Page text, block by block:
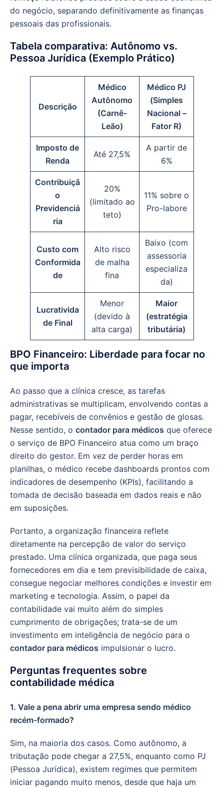
do negócio, separando definitivamente as finanças
pessoais das profissionais.
Tabela comparativa: Autônomo vs.
Pessoa Jurídica (Exemplo Prático)
Descrição
Médico
Autônomo
(Carnê-
Leão)
Médico PJ
(Simples
Nacional –
Fator R)
Imposto de
Renda
Até 27,5%
A partir de
6%
Contribuiçã
o
Previdenciá
ria
20%
(limitado ao
teto)
11% sobre o
Pro-labore
Custo com
Conformida
de
Alto risco
de malha
fina
Baixo (com
assessoria
especializa
da)
Lucrativida
de Final
Menor
(devido à
alta carga)
Maior
(estratégia
tributária)
BPO Financeiro: Liberdade para focar no
que importa
Ao passo que a clínica cresce, as tarefas
administrativas se multiplicam, envolvendo contas a
pagar, recebíveis de convênios e gestão de glosas.
Nesse sentido, o contador para médicos que oferece
o serviço de BPO Financeiro atua como um braço
direito do gestor. Em vez de perder horas em
planilhas, o médico recebe dashboards prontos com
indicadores de desempenho (KPIs), facilitando a
tomada de decisão baseada em dados reais e não
em suposições.
Portanto, a organização financeira reflete
diretamente na percepção de valor do serviço
prestado. Uma clínica organizada, que paga seus
fornecedores em dia e tem previsibilidade de caixa,
consegue negociar melhores condições e investir em
marketing e tecnologia. Assim, o papel da
contabilidade vai muito além do simples
cumprimento de obrigações; trata-se de um
investimento em inteligência de negócio para o
contador para médicos impulsionar o lucro.
Perguntas frequentes sobre
contabilidade médica
1. Vale a pena abrir uma empresa sendo médico
recém-formado?
Sim, na maioria dos casos. Como autônomo, a
tributação pode chegar a 27,5%, enquanto como PJ
(Pessoa Jurídica), existem regimes que permitem
iniciar pagando muito menos, desde que haja um